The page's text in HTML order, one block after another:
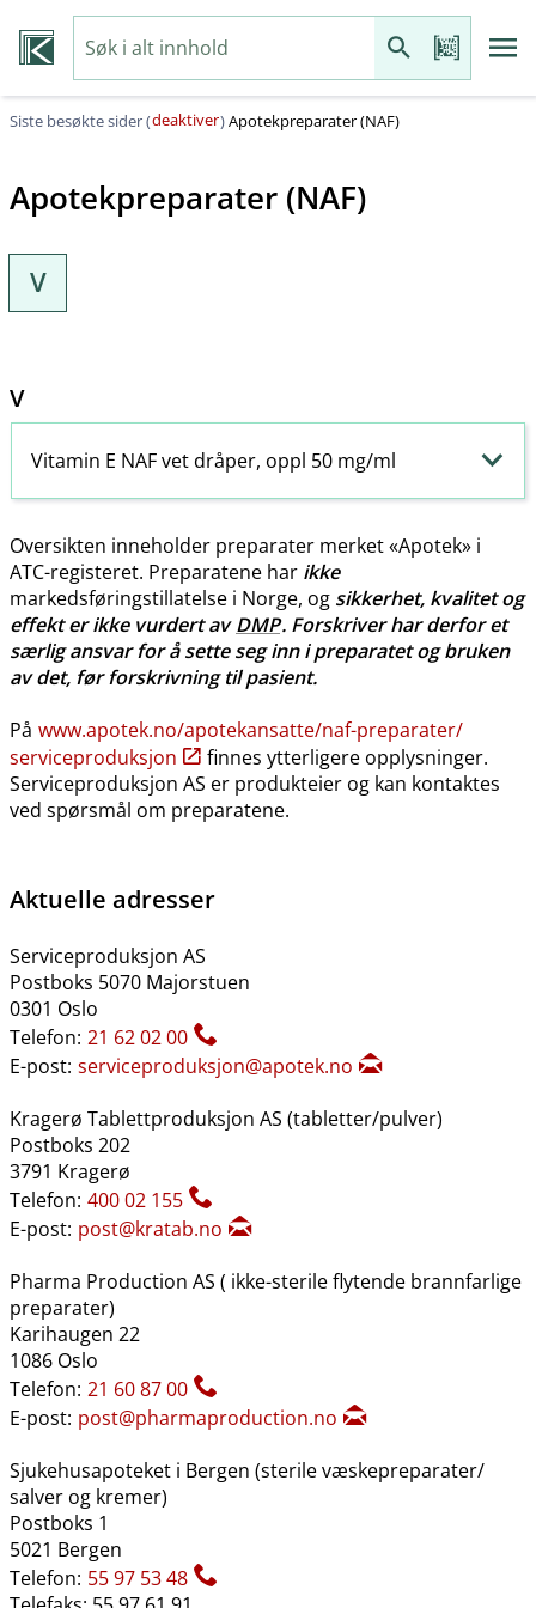
Siste besøkte sider (deaktiver)Apotekpreparater (NAF)
Apotekpreparater (NAF)
V
V
Vitamin E NAF vet dråper, oppl 50 mg/ml
Oversikten inneholder preparater merket «Apotek» i
ATC-registeret. Preparatene har ikke
markedsføringstillatelse i Norge, og sikkerhet, kvalitet og
effekt er ikke vurdert avDMP. Forskriver har derfor et
særlig ansvar for å sette seg inn i preparatet og bruken
av det, før forskrivning til pasient.
På www.apotek.no​/​apotekansatte​/​naf-preparater​/​
serviceproduksjon
finnes ytterligere opplysninger.
Serviceproduksjon AS er produkteier og kan kontaktes
ved spørsmål om preparatene.
Aktuelle adresser
Serviceproduksjon AS
Postboks 5070 Majorstuen
0301 Oslo
Telefon: 21 62 02 00
E-post: serviceproduksjon@apotek.no
Kragerø Tablettproduksjon AS (tabletter​/​pulver)
Postboks 202
3791 Kragerø
Telefon: 400 02 155
E-post: post@kratab.no
Pharma Production AS ( ikke-sterile flytende brannfarlige
preparater)
Karihaugen 22
1086 Oslo
Telefon: 21 60 87 00
E-post: post@pharmaproduction.no
Sjukehusapoteket i Bergen (sterile væskepreparater​/​
salver og kremer)
Postboks 1
5021 Bergen
Telefon: 55 97 53 48